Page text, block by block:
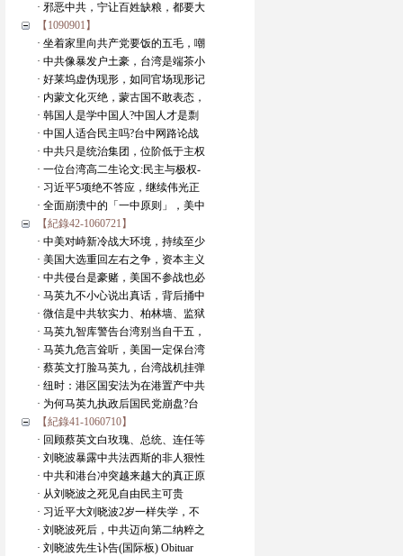
· 邪恶中共，宁让百姓缺粮，都要大
【1090901】
· 坐着家里向共产党要饭的五毛，嘲
· 中共像暴发户土豪，台湾是端茶小
· 好莱坞虚伪现形，如同官场现形记
· 内蒙文化灭绝，蒙古国不敢表态，
· 韩国人是学中国人?中国人才是剽
· 中国人适合民主吗?台中网路论战
· 中共只是统治集团，位阶低于主权
· 一位台湾高二生论文:民主与极权-
· 习近平5项绝不答应，继续伟光正
· 全面崩溃中的「一中原则」，美中
【紀錄42-1060721】
· 中美对峙新冷战大环境，持续至少
· 美国大选重回左右之争，资本主义
· 中共侵台是豪赌，美国不参战也必
· 马英九不小心说出真话，背后捅中
· 微信是中共软实力、柏林墙、监狱
· 马英九智库警告台湾别当自干五，
· 马英九危言耸听，美国一定保台湾
· 蔡英文打脸马英九，台湾战机挂弹
· 纽时：港区国安法为在港置产中共
· 为何马英九执政后国民党崩盘?台
【紀錄41-1060710】
· 回顾蔡英文白玫瑰、总统、连任等
· 刘晓波暴露中共法西斯的非人狠性
· 中共和港台冲突越来越大的真正原
· 从刘晓波之死见自由民主可贵
· 习近平大刘晓波2岁一样失学，不
· 刘晓波死后，中共迈向第二纳粹之
· 刘晓波先生讣告(国际板) Obituar